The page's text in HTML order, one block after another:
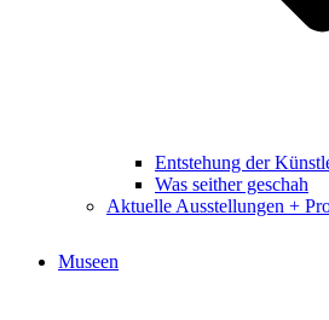
Entstehung der
Was seither geschah
Aktuelle Ausstellungen +
Museen